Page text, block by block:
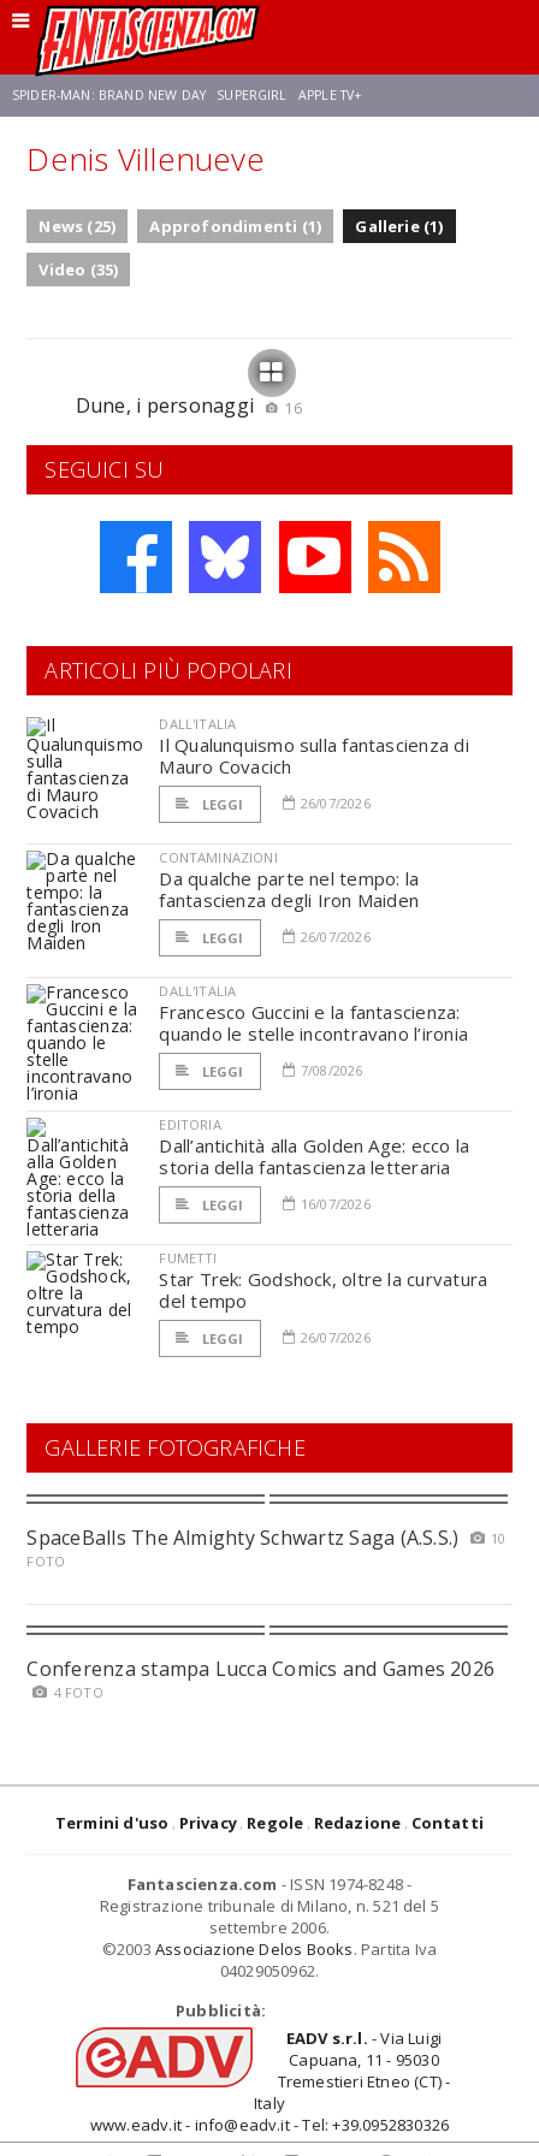
SPIDER-MAN: BRAND NEW DAY SUPERGIRL APPLE TV+
FRANCO RICCIARDIELLO ZENDAYA AVENGERS: DOOMSDAY
NETFLIX SADIE SINK
Denis Villenueve
News (25) Approfondimenti (1)
Gallerie (1)
Video (35)
Dune, i personaggi 16
SEGUICI SU
ARTICOLI PIÙ POPOLARI
DALL'ITALIA
Il Qualunquismo sulla fantascienza di
Mauro Covacich
LEGGI 26/07/2026
CONTAMINAZIONI
Da qualche parte nel tempo: la
fantascienza degli Iron Maiden
LEGGI 26/07/2026
DALL'ITALIA
Francesco Guccini e la fantascienza:
quando le stelle incontravano l’ironia
LEGGI 7/08/2026
EDITORIA
Dall’antichità alla Golden Age: ecco la
storia della fantascienza letteraria
LEGGI 16/07/2026
FUMETTI
Star Trek: Godshock, oltre la curvatura
del tempo
LEGGI 26/07/2026
GALLERIE FOTOGRAFICHE
SpaceBalls The Almighty Schwartz Saga (A.S.S.)
10
FOTO
Conferenza stampa Lucca Comics and Games 2026
4 FOTO
Termini d'uso Privacy Regole Redazione Contatti
Fantascienza.com - ISSN 1974-8248 -
Registrazione tribunale di Milano, n. 521 del 5
settembre 2006.
©2003 Associazione Delos Books. Partita Iva
04029050962.
Pubblicità:
EADV s.r.l. - Via Luigi
Capuana, 11 - 95030
Tremestieri Etneo (CT) -
Italy
www.eadv.it - info@eadv.it - Tel: +39.0952830326